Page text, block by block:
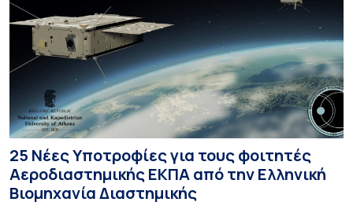
25 Νέες Υποτροφίες για τους φοιτητές
Αεροδιαστημικής ΕΚΠΑ από την Ελληνική
Βιομηχανία Διαστημικής